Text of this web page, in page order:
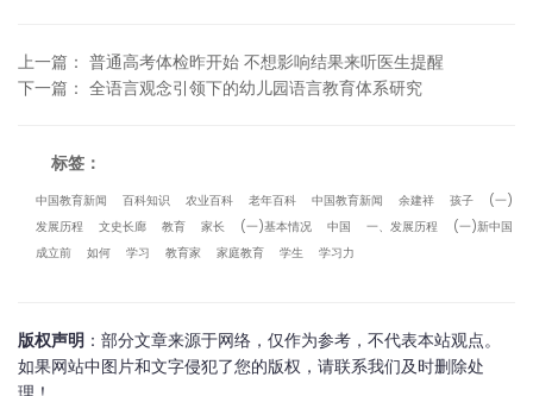
上一篇 ： 普通高考体检昨开始 不想影响结果来听医生提醒
下一篇 ： 全语言观念引领下的幼儿园语言教育体系研究
标签：
中国教育新闻 百科知识 农业百科 老年百科 中国教育新闻 余建祥 孩子
(一)
发展历程
文史长廊 教育 家长 (一)基本情况 中国 一、发展历程
(一)新中国
成立前
如何 学习 教育家 家庭教育 学生 学习力
版权声明 ：部分文章来源于网络，仅作为参考，不代表本站观点。
如果网站中图片和文字侵犯了您的版权，请联系我们及时删除处